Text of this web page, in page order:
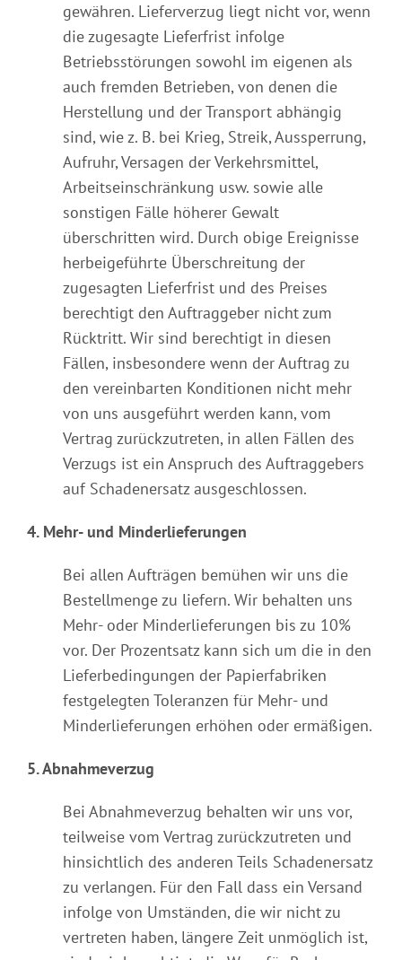
gewähren. Lieferverzug liegt nicht vor, wenn
die zugesagte Lieferfrist infolge
Betriebsstörungen sowohl im eigenen als
auch fremden Betrieben, von denen die
Herstellung und der Transport abhängig
sind, wie z. B. bei Krieg, Streik, Aussperrung,
Aufruhr, Versagen der Verkehrsmittel,
Arbeitseinschränkung usw. sowie alle
sonstigen Fälle höherer Gewalt
überschritten wird. Durch obige Ereignisse
herbeigeführte Überschreitung der
zugesagten Lieferfrist und des Preises
berechtigt den Auftraggeber nicht zum
Rücktritt. Wir sind berechtigt in diesen
Fällen, insbesondere wenn der Auftrag zu
den vereinbarten Konditionen nicht mehr
von uns ausgeführt werden kann, vom
Vertrag zurückzutreten, in allen Fällen des
Verzugs ist ein Anspruch des Auftraggebers
auf Schadenersatz ausgeschlossen.
4. Mehr- und Minderlieferungen
Bei allen Aufträgen bemühen wir uns die
Bestellmenge zu liefern. Wir behalten uns
Mehr- oder Minderlieferungen bis zu 10%
vor. Der Prozentsatz kann sich um die in den
Lieferbedingungen der Papierfabriken
festgelegten Toleranzen für Mehr- und
Minderlieferungen erhöhen oder ermäßigen.
5. Abnahmeverzug
Bei Abnahmeverzug behalten wir uns vor,
teilweise vom Vertrag zurückzutreten und
hinsichtlich des anderen Teils Schadenersatz
zu verlangen. Für den Fall dass ein Versand
infolge von Umständen, die wir nicht zu
vertreten haben, längere Zeit unmöglich ist,